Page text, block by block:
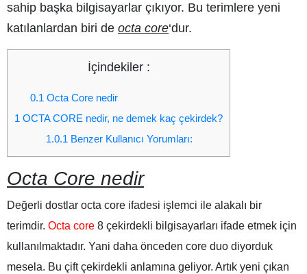
sahip başka bilgisayarlar çıkıyor. Bu terimlere yeni
katılanlardan biri de octa core‘dur.
İçindekiler :
0.1 Octa Core nedir
1 OCTA CORE nedir, ne demek kaç çekirdek?
1.0.1 Benzer Kullanıcı Yorumları:
Octa Core nedir
Değerli dostlar octa core ifadesi işlemci ile alakalı bir
terimdir. Octa core 8 çekirdekli bilgisayarları ifade etmek için
kullanılmaktadır. Yani daha önceden core duo diyorduk
mesela. Bu çift çekirdekli anlamına geliyor. Artık yeni çıkan